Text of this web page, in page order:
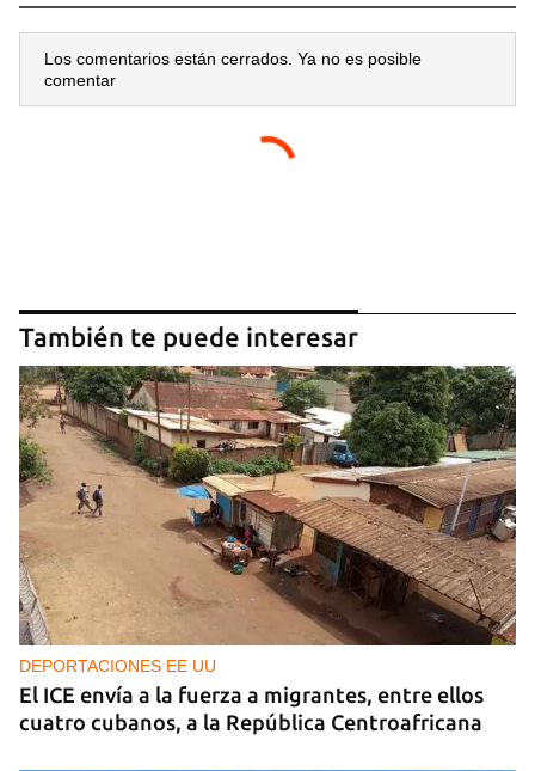
Los comentarios están cerrados. Ya no es posible
comentar
También te puede interesar
DEPORTACIONES EE UU
El ICE envía a la fuerza a migrantes, entre ellos
cuatro cubanos, a la República Centroafricana